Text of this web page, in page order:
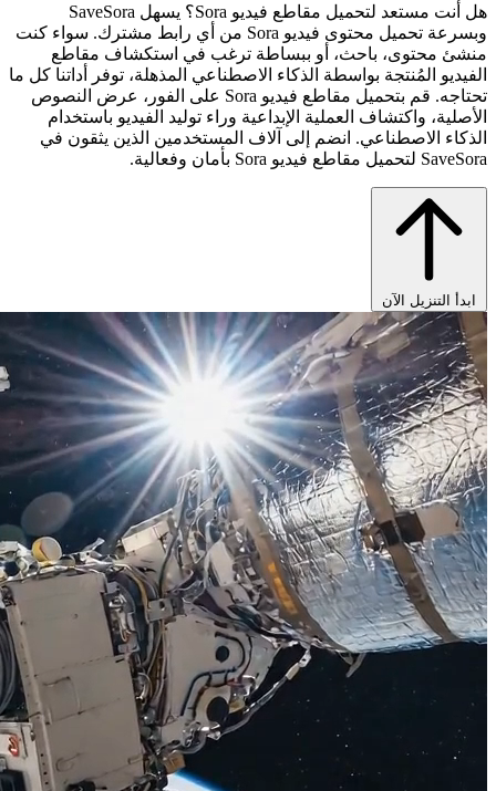
هل أنت مستعد لتحميل مقاطع فيديو Sora؟ يسهل SaveSora
وبسرعة تحميل محتوى فيديو Sora من أي رابط مشترك. سواء كنت
منشئ محتوى، باحث، أو ببساطة ترغب في استكشاف مقاطع
الفيديو المُنتجة بواسطة الذكاء الاصطناعي المذهلة، توفر أداتنا كل ما
تحتاجه. قم بتحميل مقاطع فيديو Sora على الفور، عرض النصوص
الأصلية، واكتشاف العملية الإبداعية وراء توليد الفيديو باستخدام
الذكاء الاصطناعي. انضم إلى آلاف المستخدمين الذين يثقون في
SaveSora لتحميل مقاطع فيديو Sora بأمان وفعالية.
ابدأ التنزيل الآن